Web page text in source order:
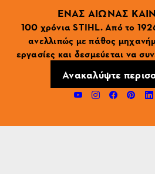
ΕΝΑΣ ΑΙΩΝΑΣ
100 χρόνια STIHL. Από το
ανελλιπώς με πάθος
εργασίες και δεσμεύεται να
Ανακαλύψτε